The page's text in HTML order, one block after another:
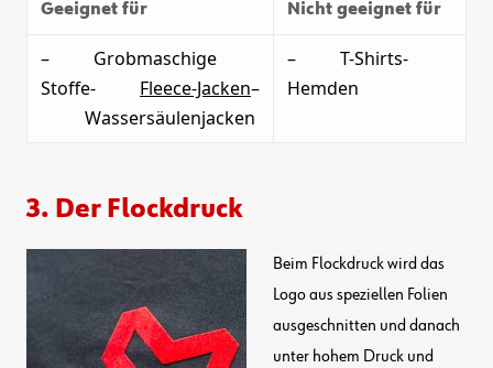
Geeignet für Nicht geeignet für
– Grobmaschige
Stoffe- Fleece-Jacken–
Wassersäulenjacken
– T-Shirts-
Hemden
3. Der Flockdruck
Beim Flockdruck wird das
Logo aus speziellen Folien
ausgeschnitten und danach
unter hohem Druck und